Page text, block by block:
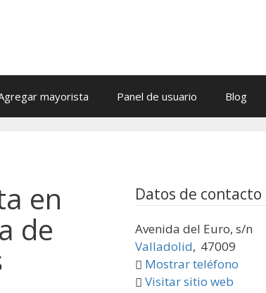
mayorista Panel de usuario Blog
en
de
Datos de contacto
Avenida del Euro, s/n
Valladolid, 47009
Mostrar teléfono
Visitar sitio web